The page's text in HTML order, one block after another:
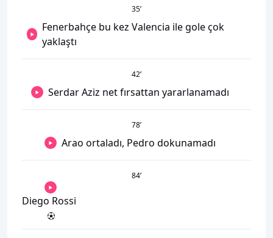
35’
Fenerbahçe bu kez Valencia ile gole çok
yaklaştı
42’
Serdar Aziz net fırsattan yararlanamadı
78’
Arao ortaladı, Pedro dokunamadı
84’
Diego Rossi